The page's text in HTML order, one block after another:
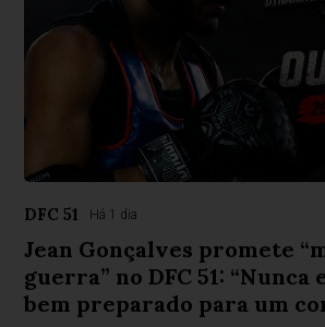
DFC 51 Há 1 dia
Jean Gonçalves promete
guerra” no DFC 51: “Nunca
bem preparado para um